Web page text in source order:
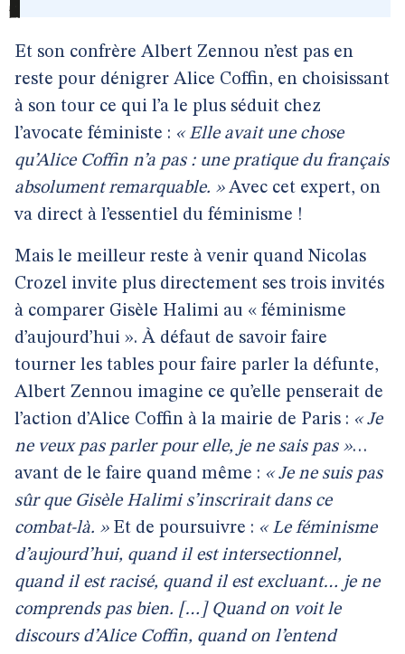
Et son confrère Albert Zennou n’est pas en
reste pour dénigrer Alice Coffin, en choisissant
à son tour ce qui l’a le plus séduit chez
l’avocate féministe : « Elle avait une chose
qu’Alice Coffin n’a pas : une pratique du français
absolument remarquable. »Avec cet expert, on
va direct à l’essentiel du féminisme !
Mais le meilleur reste à venir quand Nicolas
Crozel invite plus directement ses trois invités
à comparer Gisèle Halimi au « féminisme
d’aujourd’hui ». À défaut de savoir faire
tourner les tables pour faire parler la défunte,
Albert Zennou imagine ce qu’elle penserait de
l’action d’Alice Coffin à la mairie de Paris : « Je
ne veux pas parler pour elle, je ne sais pas »…
avant de le faire quand même : « Je ne suis pas
sûr que Gisèle Halimi s’inscrirait dans ce
combat-là. »Et de poursuivre : « Le féminisme
d’aujourd’hui, quand il est intersectionnel,
quand il est racisé, quand il est excluant… je ne
comprends pas bien. […] Quand on voit le
discours d’Alice Coffin, quand on l’entend